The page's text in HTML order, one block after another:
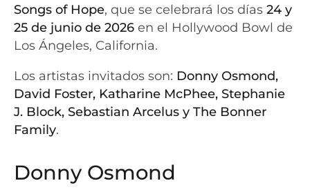
Songs of Hope, que se celebrará los días 24 y
25 de junio de 2026 en el Hollywood Bowl de
Los Ángeles, California.
Los artistas invitados son: Donny Osmond,
David Foster, Katharine McPhee, Stephanie
J. Block, Sebastian Arcelus y The Bonner
Family.
Donny Osmond